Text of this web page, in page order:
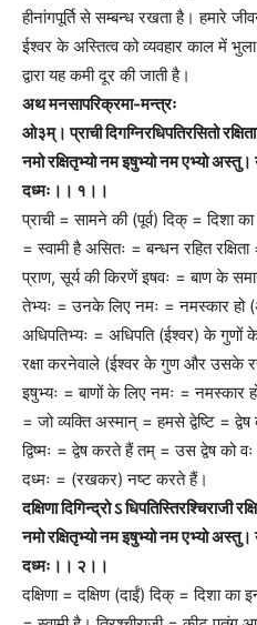
हीनांगपूर्ति से सम्बन्ध रखता है। हमारे
ईश्वर के अस्तित्व को व्यवहार काल में
द्वारा यह कमी दूर की जाती है।
अथ मनसापरिक्रमा-मन्त्रः
ओ३म्। प्राची दिगग्निरधिपतिरसितो
नमो रक्षितृभ्यो नम इषुभ्यो नम एभ्यो अस्तु।
दध्मः।। १।।
प्राची = सामने की (पूर्व) दिक् = दिशा
= स्वामी है असितः = बन्धन रहित
प्राण, सूर्य की किरणें इषवः = बाण के
तेभ्यः = उनके लिए नमः = नमस्कार हो
अधिपतिभ्यः = अधिपति (ईश्वर) के गुणों
रक्षा करनेवाले (ईश्वर के गुण और उसके
इषुभ्यः = बाणों के लिए नमः = नमस्कार
= जो व्यक्ति अस्मान् = हमसे द्वेष्टि =
द्विष्मः = द्वेष करते हैं तम् = उस द्वेष
दध्मः = (रखकर) नष्ट करते हैं।
दक्षिणा दिगिन्द्रो ऽ धिपतिस्तिरश्चिराजी
नमो रक्षितृभ्यो नम इषुभ्यो नम एभ्यो अस्तु।
दध्मः।। २।।
दक्षिणा = दक्षिण (दाईं) दिक् = दिशा का